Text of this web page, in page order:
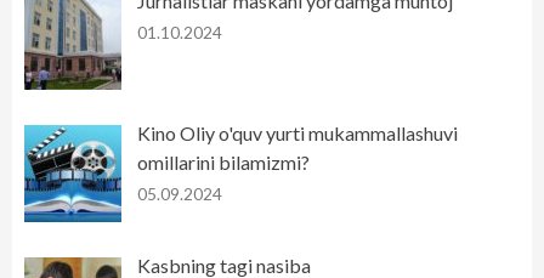
01.10.2024
Kino Oliy o'quv yurti mukammallashuvi
omillarini bilamizmi?
05.09.2024
Kasbning tagi nasiba